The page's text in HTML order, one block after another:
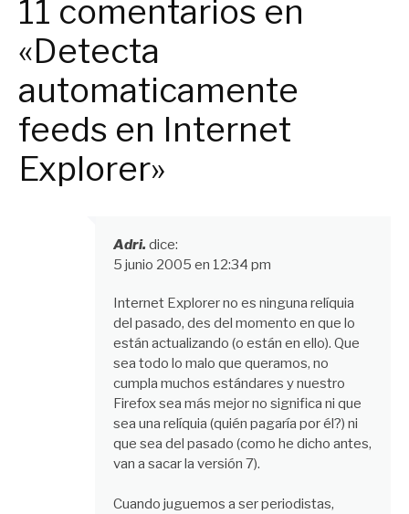
11 comentarios en
«Detecta
automaticamente
feeds en Internet
Explorer»
Adri. dice:
5 junio 2005 en 12:34 pm
Internet Explorer no es ninguna relíquia
del pasado, des del momento en que lo
están actualizando (o están en ello). Que
sea todo lo malo que queramos, no
cumpla muchos estándares y nuestro
Firefox sea más mejor no significa ni que
sea una relíquia (quién pagaría por él?) ni
que sea del pasado (como he dicho antes,
van a sacar la versión 7).
Cuando juguemos a ser periodistas,